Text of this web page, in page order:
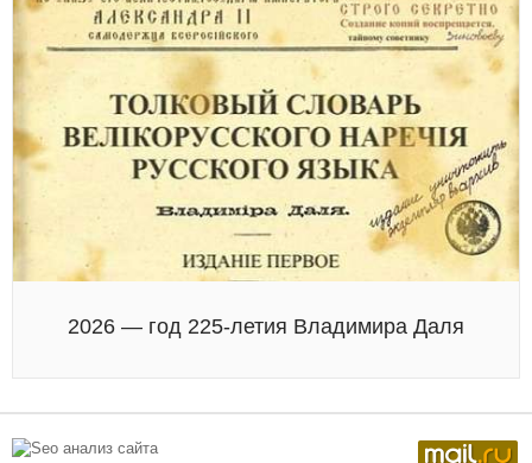
2026 — год 225-летия Владимира Даля